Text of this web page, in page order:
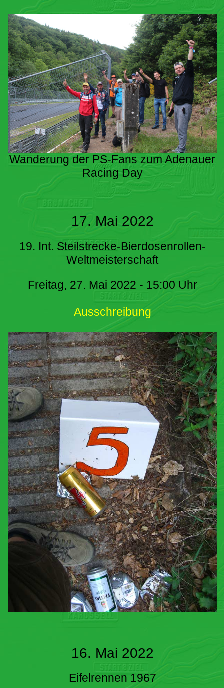
Wanderung der PS-Fans zum Adenauer
Racing Day
17. Mai 2022
19. Int. Steilstrecke-Bierdosenrollen-
Weltmeisterschaft
Freitag, 27. Mai 2022 - 15:00 Uhr
Ausschreibung
16. Mai 2022
Eifelrennen 1967